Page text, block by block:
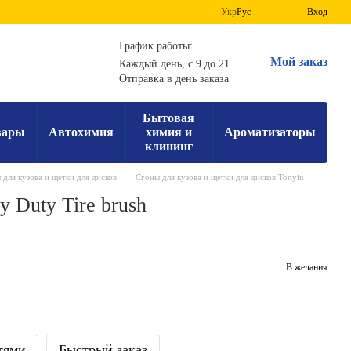
УкрРус Вход
График работы:
Каждый день, с 9 до 21
Отправка в день заказа
Мой заказ
Автохимия
Бытовая
химия и
клининг
Ароматизаторы
кузова и щетки для дисков Сгоны для кузова и щетки для дисков Tonyin
Duty Tire brush
В желания